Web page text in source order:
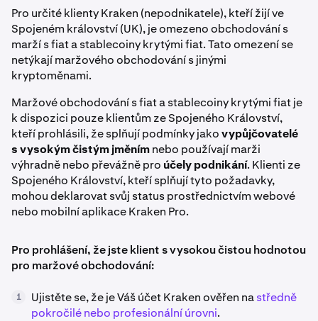
Pro určité klienty Kraken (nepodnikatele), kteří žijí ve
Spojeném království (UK), je omezeno obchodování s
marží s fiat a stablecoiny krytými fiat. Tato omezení se
netýkají maržového obchodování s jinými
kryptoměnami.
Maržové obchodování s fiat a stablecoiny krytými fiat je
k dispozici pouze klientům ze Spojeného Království,
kteří prohlásili, že splňují podmínky jakovypůjčovatelé
s vysokým čistým jměnímnebo používají marži
výhradně nebo převážně pro účely podnikání. Klienti ze
Spojeného Království, kteří splňují tyto požadavky,
mohou deklarovat svůj status prostřednictvím webové
nebo mobilní aplikace Kraken Pro.
Pro prohlášení, že jste klient s vysokou čistou hodnotou
pro maržové obchodování:
1 Ujistěte se, že je Váš účet Kraken ověřen nastředně
pokročilé nebo profesionální úrovni.